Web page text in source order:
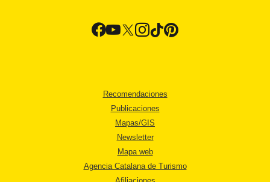
Recomendaciones
Publicaciones
Mapas/GIS
Newsletter
Mapa web
Agencia Catalana de Turismo